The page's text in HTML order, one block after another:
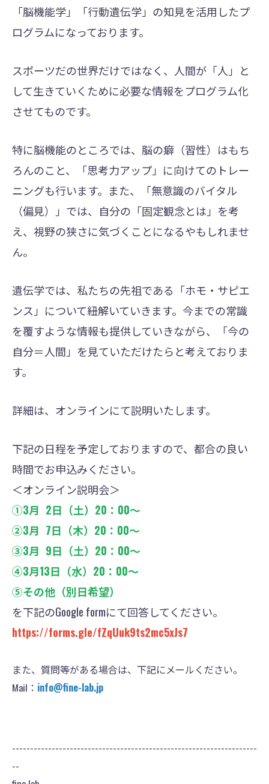
「脳機能学」「行動遺伝学」の知見を活用したプ
ログラムになっております。
スポーツだの世界だけではなく、人間が「人」と
して生きていくために必要な情報をプログラム化
させてものです。
特に脳機能のところでは、脳の癖（習性）はもち
ろんのこと、「思考力アップ」に向けてのトレー
ニングも行います。また、「無意識のバイタル
（偏見）」では、自分の「固定観念とは」を考
え、視野の狭さに気づくことになるやもしれませ
ん。
遺伝学では、私たちの先祖である「ホモ・サピエ
ンス」について紐解いていきます。今までの常識
を覆すような情報も提供していきながら、「今の
自分＝人間」を見ていただけたらと考えておりま
す。
詳細は、オンラインにて説明いたします。
下記の日程を予定しておりますので、都合の良い
時間でお申込みください。
＜オンライン説明会＞
①3月 2日（土）20：00〜
②3月 7日（木）20：00〜
③3月 9日（土）20：00〜
④3月13日（水）20：00〜
⑤その他（別日希望）
を下記のGoogle formにて回答してください。
https://forms.gle/fZqUuk9ts2mc5xJs7
また、質問等がある場合は、下記にメールください。
Mail： info@fine-lab.jp
--------------------------------------------------------------------
--